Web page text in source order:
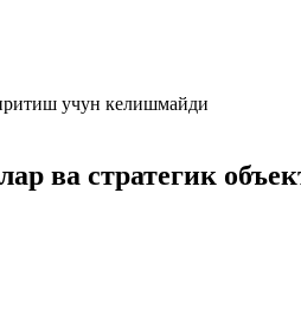
ва стратегик